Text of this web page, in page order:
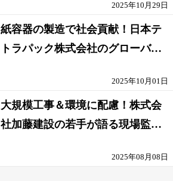
2025年10月29日
紙容器の製造で社会貢献！日本テ
トラパック株式会社のグローバル
2025年10月01日
大規模工事＆環境に配慮！株式会
社加藤建設の若手が語る現場監督
2025年08月08日